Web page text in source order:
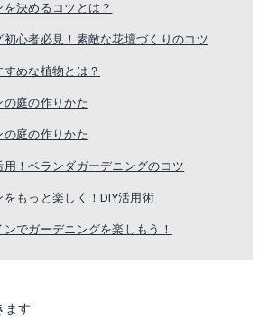
を決めるコツとは？
初心者必見！素敵な花壇づくりのコツ
めな植物とは？
の庭の作りかた
の庭の作りかた
用！ベランダガーデニングのコツ
をもっと楽しく！DIY活用術
でガーデニングを楽しもう！
ます